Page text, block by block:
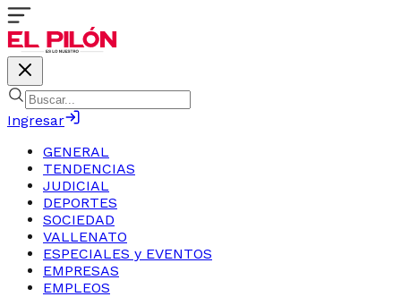
Ingresar
GENERAL
TENDENCIAS
JUDICIAL
DEPORTES
SOCIEDAD
VALLENATO
ESPECIALES y EVENTOS
EMPRESAS
EMPLEOS